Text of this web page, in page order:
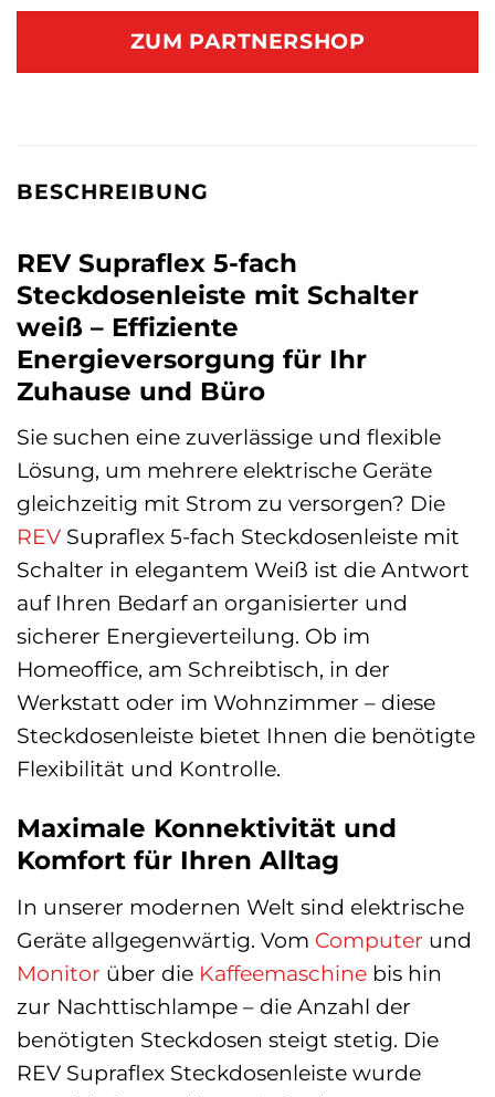
ZUM PARTNERSHOP
BESCHREIBUNG
REV Supraflex 5-fach
Steckdosenleiste mit Schalter
weiß – Effiziente
Energieversorgung für Ihr
Zuhause und Büro
Sie suchen eine zuverlässige und flexible
Lösung, um mehrere elektrische Geräte
gleichzeitig mit Strom zu versorgen? Die
REV Supraflex 5-fach Steckdosenleiste mit
Schalter in elegantem Weiß ist die Antwort
auf Ihren Bedarf an organisierter und
sicherer Energieverteilung. Ob im
Homeoffice, am Schreibtisch, in der
Werkstatt oder im Wohnzimmer – diese
Steckdosenleiste bietet Ihnen die benötigte
Flexibilität und Kontrolle.
Maximale Konnektivität und
Komfort für Ihren Alltag
In unserer modernen Welt sind elektrische
Geräte allgegenwärtig. Vom Computer und
Monitor über die Kaffeemaschine bis hin
zur Nachttischlampe – die Anzahl der
benötigten Steckdosen steigt stetig. Die
REV Supraflex Steckdosenleiste wurde